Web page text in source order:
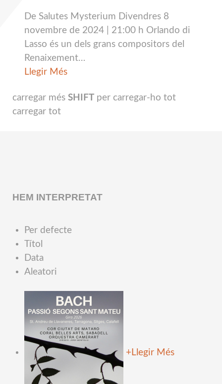
De Salutes Mysterium Divendres 8
novembre de 2024 | 21:00 h Orlando di
Lasso és un dels grans compositors del
Renaixement…
Llegir Més
carregar més SHIFT per carregar-ho tot
carregar tot
HEM INTERPRETAT
Per defecte
Títol
Data
Aleatori
+ Llegir Més